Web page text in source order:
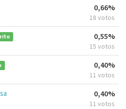
0,66%
18 votos
0,55%
15 votos
0,40%
11 votos
0,40%
11 votos